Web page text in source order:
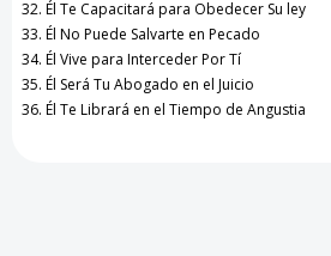
Él Te Capacitará para Obedecer Su ley
Él No Puede Salvarte en Pecado
Él Vive para Interceder Por Tí
Él Será Tu Abogado en el Juicio
Él Te Librará en el Tiempo de Angustia